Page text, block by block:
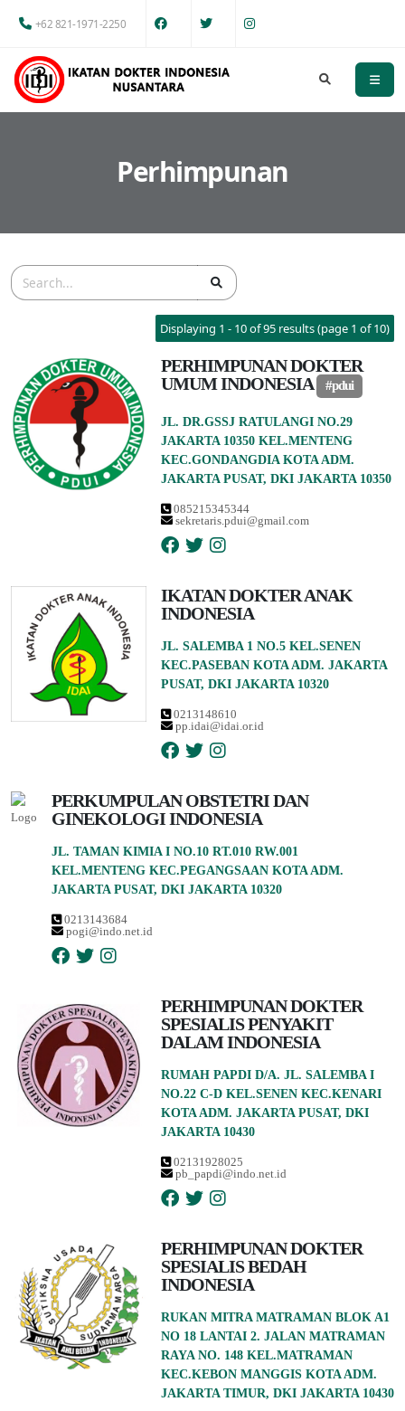
+62 821-1971-2250
Perhimpunan
Displaying 1 - 10 of 95 results (page 1 of 10)
PERHIMPUNAN DOKTER
UMUM INDONESIA
#pdui
JL. DR.GSSJ RATULANGI NO.29
JAKARTA 10350 KEL.MENTENG
KEC.GONDANGDIA KOTA ADM.
JAKARTA PUSAT, DKI JAKARTA 10350
085215345344
sekretaris.pdui@gmail.com
IKATAN DOKTER ANAK
INDONESIA
JL. SALEMBA 1 NO.5 KEL.SENEN
KEC.PASEBAN KOTA ADM. JAKARTA
PUSAT, DKI JAKARTA 10320
0213148610
pp.idai@idai.or.id
PERKUMPULAN OBSTETRI DAN
GINEKOLOGI INDONESIA
JL. TAMAN KIMIA I NO.10 RT.010 RW.001
KEL.MENTENG KEC.PEGANGSAAN KOTA ADM.
JAKARTA PUSAT, DKI JAKARTA 10320
0213143684
pogi@indo.net.id
PERHIMPUNAN DOKTER
SPESIALIS PENYAKIT
DALAM INDONESIA
RUMAH PAPDI D/A. JL. SALEMBA I
NO.22 C-D KEL.SENEN KEC.KENARI
KOTA ADM. JAKARTA PUSAT, DKI
JAKARTA 10430
02131928025
pb_papdi@indo.net.id
PERHIMPUNAN DOKTER
SPESIALIS BEDAH
INDONESIA
RUKAN MITRA MATRAMAN BLOK A1
NO 18 LANTAI 2. JALAN MATRAMAN
RAYA NO. 148 KEL.MATRAMAN
KEC.KEBON MANGGIS KOTA ADM.
JAKARTA TIMUR, DKI JAKARTA 10430